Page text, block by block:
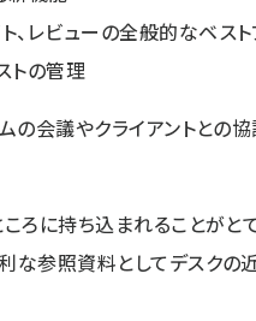
ト、レビューの全般的なベス
トの管理
の会議やクライアントとの
ころに持ち込まれることが
な参照資料としてデスクの